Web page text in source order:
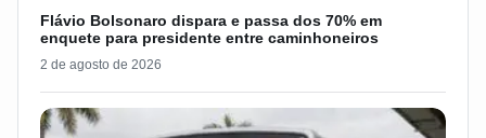
Flávio Bolsonaro dispara e passa dos 70% em
enquete para presidente entre caminhoneiros
2 de agosto de 2026